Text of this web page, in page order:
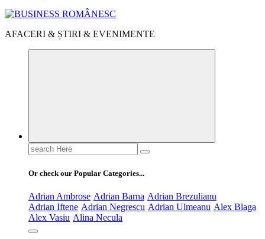
AFACERI & ȘTIRI & EVENIMENTE
Search
for:
Or check our Popular Categories...
Adrian Ambrose Adrian Barna Adrian Brezulianu
Adrian Iftene Adrian Negrescu Adrian Ulmeanu Alex Blaga
Alex Vasiu Alina Necula